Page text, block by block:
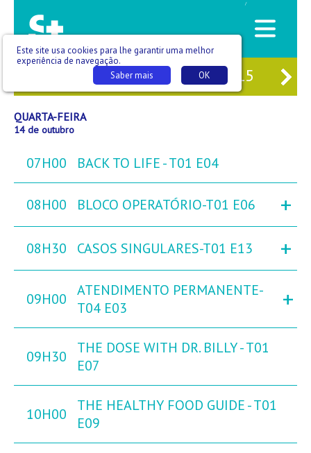
/
13 QUA 14 QUI 15
QUARTA-FEIRA
14 de outubro
07H00 BACK TO LIFE - T01 E04
08H00 BLOCO OPERATÓRIO-T01 E06 +
08H30 CASOS SINGULARES-T01 E13 +
09H00
ATENDIMENTO PERMANENTE-
T04 E03
+
09H30
THE DOSE WITH DR. BILLY - T01
E07
10H00
THE HEALTHY FOOD GUIDE - T01
E09
Este site usa cookies para lhe garantir uma melhor
experiência de navegação.
OK
Saber mais